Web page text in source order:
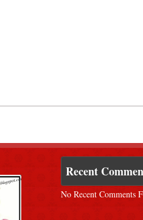
Recent
No Recent Comments